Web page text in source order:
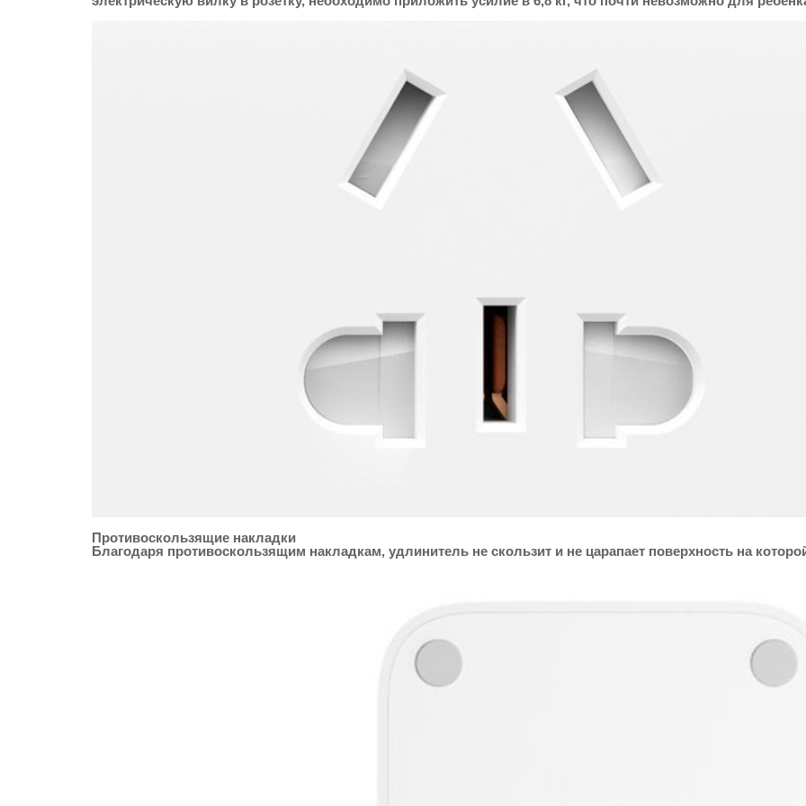
Противоскользящие накладки
Благодаря противоскользящим накладкам, удлинитель не скользит и не царапает поверхность на